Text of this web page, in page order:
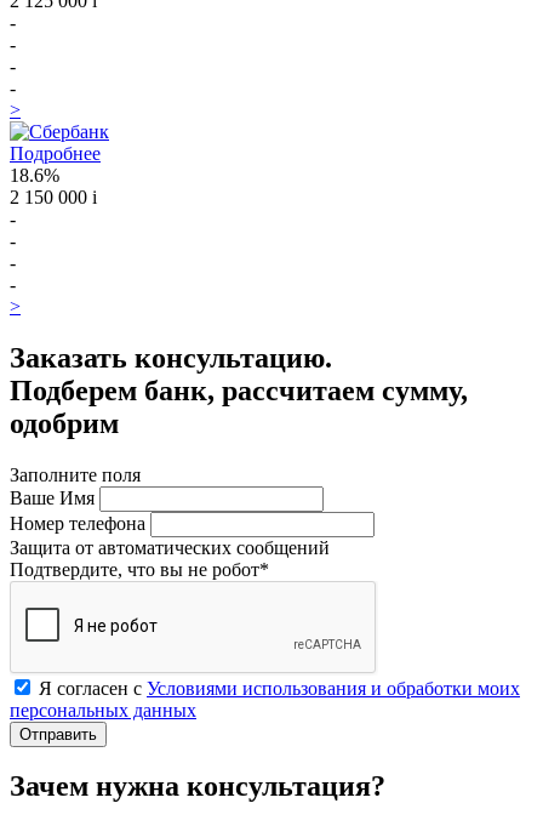
-
-
-
-
>
Подробнее
18.6%
2 150 000 i
-
-
-
-
>
Заказать консультацию.
Подберем банк, рассчитаем сумму,
одобрим
Заполните поля
Ваше Имя
Номер телефона
Защита от автоматических сообщений
Подтвердите, что вы не робот*
Я согласен с Условиями использования и обработки моих
персональных данных
Зачем нужна консультация?